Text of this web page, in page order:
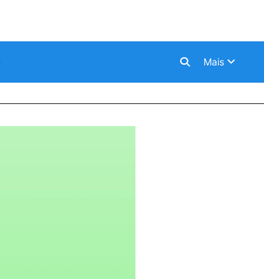
Mais